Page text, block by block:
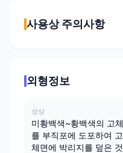
사용상 주의사항
외형정보
성상
미황백색~황백색의 고체
를 부직포에 도포하여 고
체면에 박리지를 덮은 것